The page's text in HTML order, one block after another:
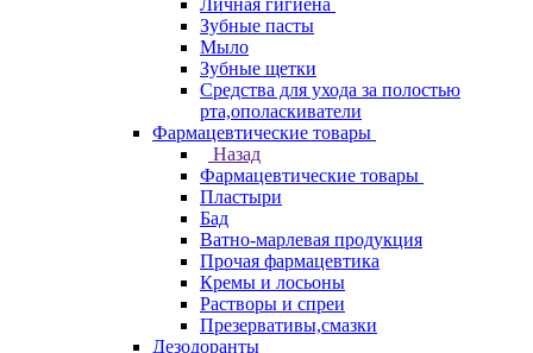
Личная гигиена
Зубные пасты
Мыло
Зубные щетки
Средства для ухода за полостью
рта,ополаскиватели
Фармацевтические товары
Назад
Фармацевтические товары
Пластыри
Бад
Ватно-марлевая продукция
Прочая фармацевтика
Кремы и лосьоны
Растворы и спреи
Презервативы,смазки
Дезодоранты